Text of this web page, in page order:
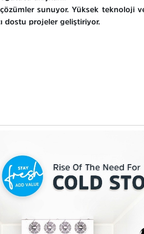
sunuyor. Yüksek teknoloji
dostu projeler geliştiriyor.